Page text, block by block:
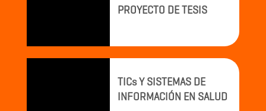
PROYECTO DE TESIS
TICs Y SISTEMAS DE
INFORMACIÓN EN SALUD